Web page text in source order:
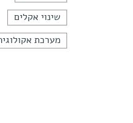
שינוי אקלים
מערכת